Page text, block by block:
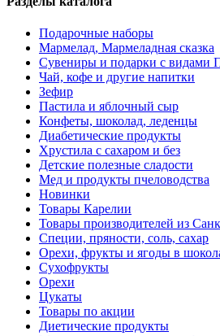
Подарочные наборы
Мармелад, Мармеладная сказка
Сувениры и подарки с видами
Чай, кофе и другие напитки
Зефир
Пастила и яблочный сыр
Конфеты, шоколад, леденцы
Диабетические продукты
Хрустила с сахаром и без
Детские полезные сладости
Мед и продукты пчеловодства
Новинки
Товары Карелии
Товары производителей из
Специи, пряности, соль, сахар
Орехи, фрукты и ягоды в
Сухофрукты
Орехи
Цукаты
Товары по акции
Диетические продукты